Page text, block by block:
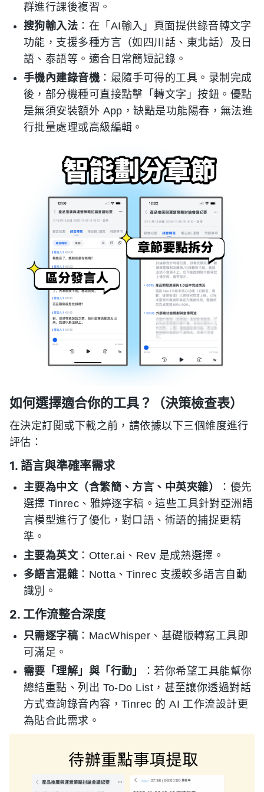
群進行課後複習。
搜狗輸入法 ：在「AI輸入」頁面提供錄音轉文字
功能，支援多種方言（如四川話、東北話）及日
語、泰語等。適合日常簡短記錄。
手機內建錄音機 ：最隨手可得的工具。录制完成
後，部分機種可直接點擊「轉文字」按鈕。優點
是無須安裝額外 App，缺點是功能陽春，無法進
行批量處理或高級編輯。
如何選擇適合你的工具？（決策檢查表）
在決定訂閱或下載之前，請依據以下三個維度進行
評估：
1. 語言與準確率需求
主要為中文（含繁簡、方言、中英夾雜）
：優先
選擇 Tinrec、雅婷逐字稿。這些工具針對亞洲語
言模型進行了優化，對口語、術語的捕捉更精
準。
主要為英文 ：Otter.ai、Rev 是成熟選擇。
多語言混雜 ：Notta、Tinrec 支援較多語言自動
識別。
2. 工作流整合深度
只需逐字稿 ：MacWhisper、基礎版轉寫工具即
可滿足。
需要「理解」與「行動」
：若你希望工具能幫你
總結重點、列出 To-Do List，甚至讓你透過對話
方式查詢錄音內容，Tinrec 的 AI 工作流設計更
為貼合此需求。